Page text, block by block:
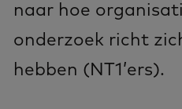
naar hoe
onderzoek richt
hebben (NT1’ers).